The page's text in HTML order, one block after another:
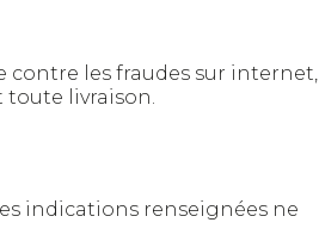
contre les fraudes sur internet,
toute livraison.
indications renseignées ne